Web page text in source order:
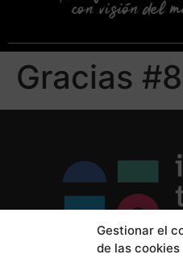
Gestionar el
de las cookies
Gracias